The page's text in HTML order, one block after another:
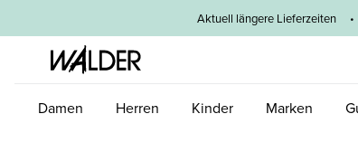
Aktuell längere Lieferzeiten
Damen Herren Kinder Marken